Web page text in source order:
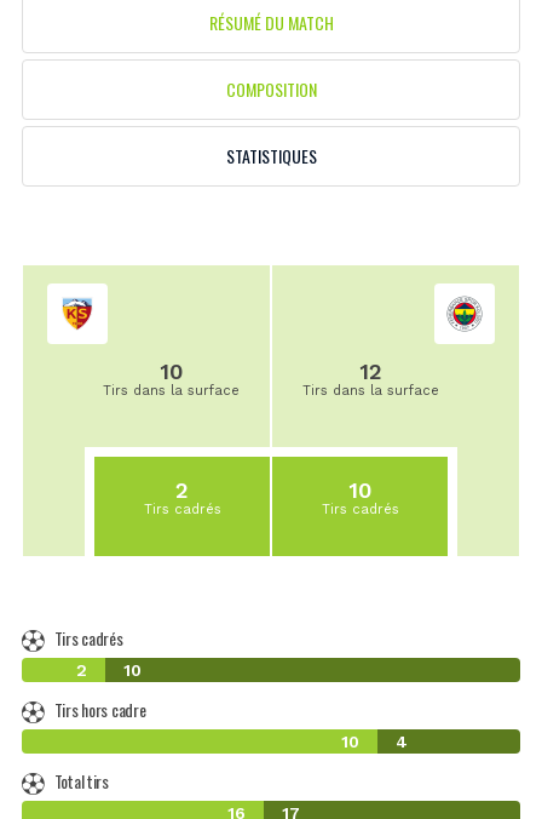
RÉSUMÉ DU MATCH
COMPOSITION
STATISTIQUES
10
Tirs dans la surface
2
Tirs cadrés
12
Tirs dans la surface
10
Tirs cadrés
Tirs cadrés
2 10
Tirs hors cadre
10 4
Total tirs
16 17